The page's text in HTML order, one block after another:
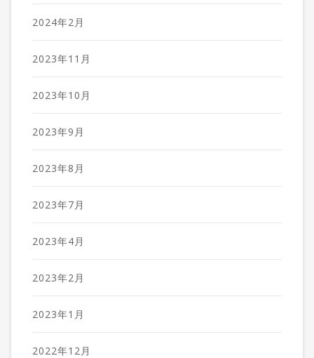
2024年2月
2023年11月
2023年10月
2023年9月
2023年8月
2023年7月
2023年4月
2023年2月
2023年1月
2022年12月